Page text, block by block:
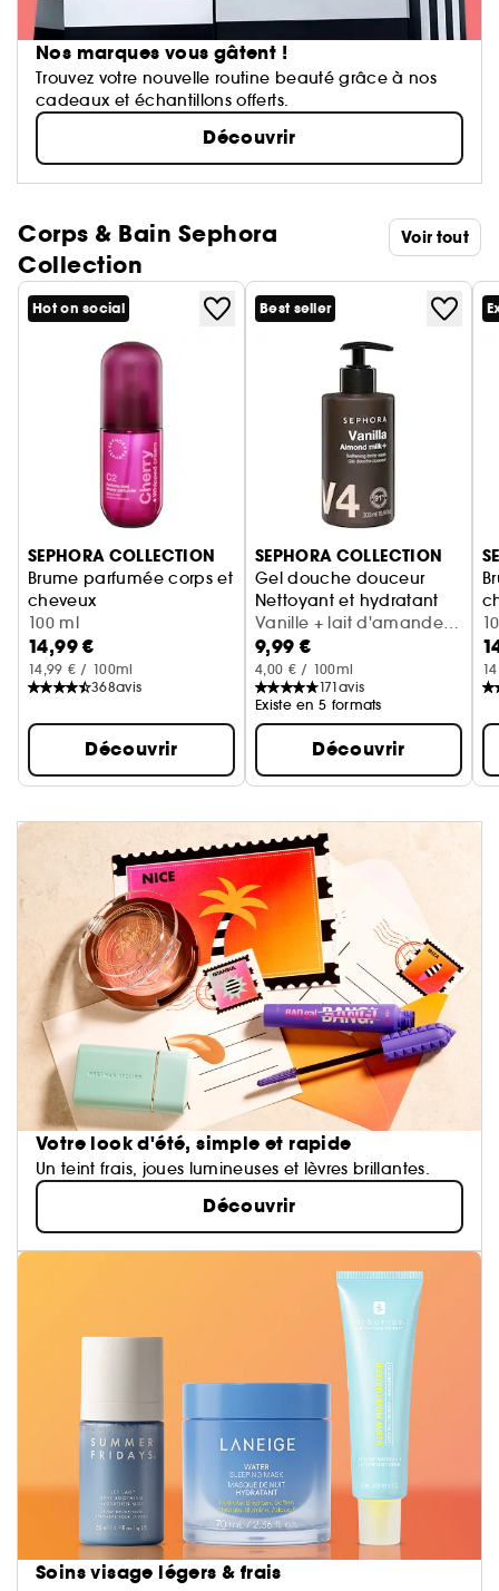
Nos marques vous gâtent !
Trouvez votre nouvelle routine beauté grâce à nos
cadeaux et échantillons offerts.
Découvrir
Corps & Bain Sephora
Collection
Voir tout
Ignorer le carrousel produits
Hot on social
SEPHORA COLLECTION
Brume parfumée corps et
cheveux
Cerise + crème fouettée
100 ml
14,99 €
14,99 € / 100ml
368avis
Découvrir
Best seller
SEPHORA COLLECTION
Gel douche douceur
Nettoyant et hydratant
Vanille + lait d'amande
(300 ml)
9,99 €
4,00 € / 100ml
171avis
Existe en 5 formats
Découvrir
Votre look d'été, simple et rapide
Un teint frais, joues lumineuses et lèvres brillantes.
Découvrir
Soins visage légers & frais